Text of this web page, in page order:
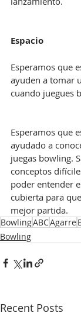
Espacio
Esperamos que
ayuden a tomar
cuando juegues
Esperamos que
ayudado a
juegas bowling.
conceptos
poder entender
cubierta para
mejor partida.
BowlingABCAgarre
Bowling
Recent Posts